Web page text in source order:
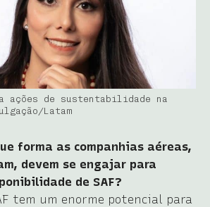
de sustentabilidade na
Latam
forma as companhias aéreas,
devem se engajar para
de SAF?
tem um enorme potencial para